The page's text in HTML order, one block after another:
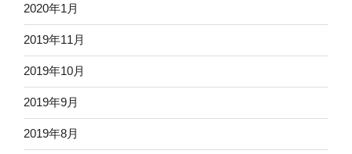
2020年1月
2019年11月
2019年10月
2019年9月
2019年8月